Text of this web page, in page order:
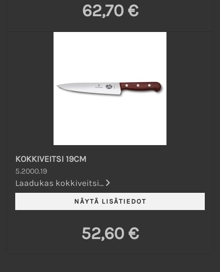
62,70 €
KOKKIVEITSI 19CM
5.2000.19
Laadukas kokkiveitsi...
52,60 €